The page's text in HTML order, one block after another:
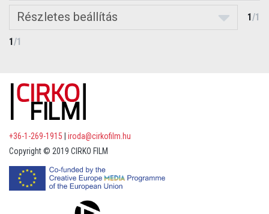
Részletes beállítás 1/1
1/1
+36-1-269-1915
iroda@cirkofilm.hu
Copyright © 2019 CIRKO FILM